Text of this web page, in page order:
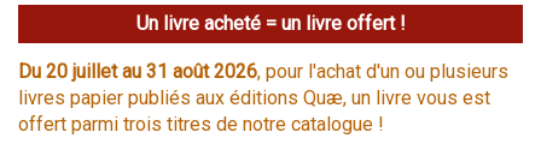
Un livre acheté = un livre offert !
Du 20 juillet au 31 août 2026, pour l'achat d'un ou plusieurs
livres papier publiés aux éditions Quæ, un livre vous est
offert parmi trois titres de notre catalogue !